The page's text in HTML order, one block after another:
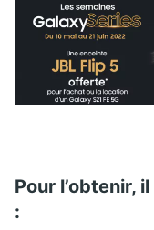
Pour l’obtenir,
: